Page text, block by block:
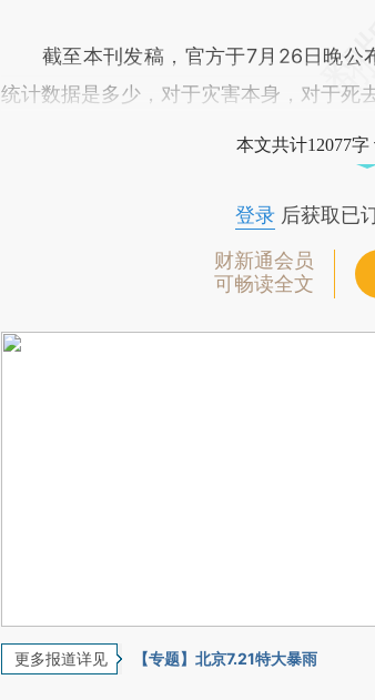
截至本刊发稿，官方于7月26日晚公
统计数据是多少，对于灾害本身，对于死
本文共计12077
登录后获取已
财新通会员
可畅读全文
更多报道详见 【专题】北京7.21特大暴雨